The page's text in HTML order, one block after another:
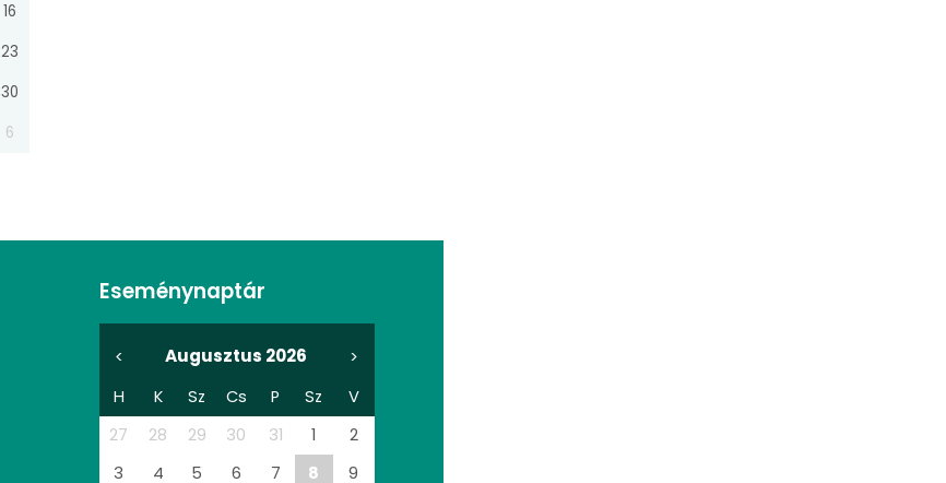
16
23
30
6
Eseménynaptár
< Augusztus 2026
>
H
K Sz Cs P Sz
V
27
28 29 30 31 1
2
3
4 5 6 7 8 9